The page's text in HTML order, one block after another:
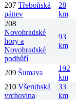
207 Třeboňská
pánev
28
km
208
Novohradské
hory a
Novohradské
podhůří
93
km
209 Šumava
192
km
210 Všerubská
vrchovina
33
km